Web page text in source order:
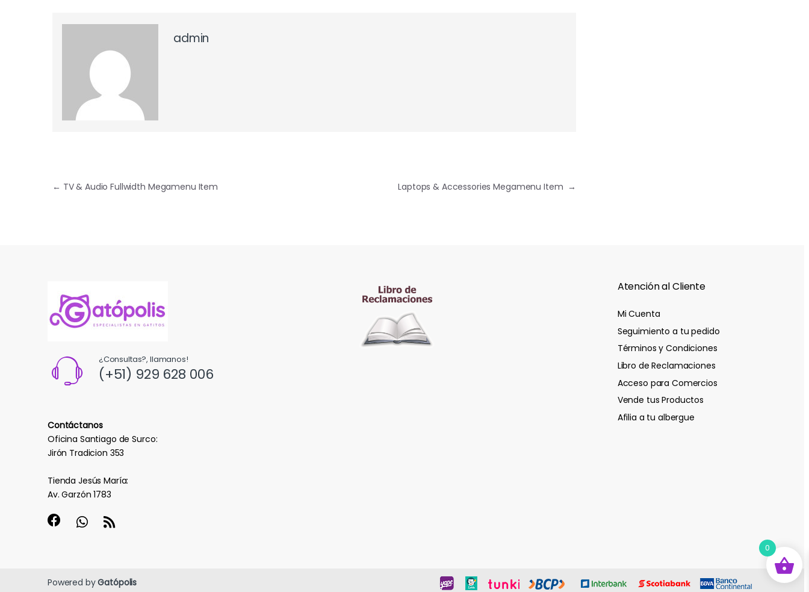
admin
Navegación de entradas
← TV & Audio Fullwidth Megamenu Item Laptops & Accessories Megamenu Item →
¿Consultas?, llamanos!
(+51) 929 628 006
Contáctanos
Oficina Santiago de Surco:
Jirón Tradicion 353
Tienda Jesús María:
Av. Garzón 1783
Atención al Cliente
Mi Cuenta
Seguimiento a tu pedido
Términos y Condiciones
Libro de Reclamaciones
Acceso para Comercios
Vende tus Productos
Afilia a tu albergue
Powered byGatópolis
0